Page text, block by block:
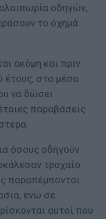
οδηγών,
το όχημά
ακόμη και πριν
έτους, στα μέσα
να δώσει
παραβάσεις
όσους οδηγούν
τροχαίο
παραπέμπονται
ενώ σε
αυτοί που